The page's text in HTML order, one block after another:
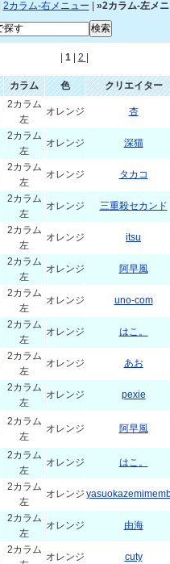
2カラム-右メニュー
»2カラム-左メ
1 2
カラム 色 クリエイター
2カラム
左
オレンジ 杏
2カラム
左
オレンジ 深猫
2カラム
左
オレンジ タカコ
2カラム
左
オレンジ 三重殺セカンド
2カラム
左
オレンジ itsu
2カラム
左
オレンジ 阿早風
2カラム
左
オレンジ uno-com
2カラム
左
オレンジ はこ。
2カラム
左
オレンジ あお
2カラム
左
オレンジ pexie
2カラム
左
オレンジ 阿早風
2カラム
左
オレンジ はこ。
2カラム
左
オレンジ
2カラム
左
オレンジ 由海
2カラム
オレンジ cuty